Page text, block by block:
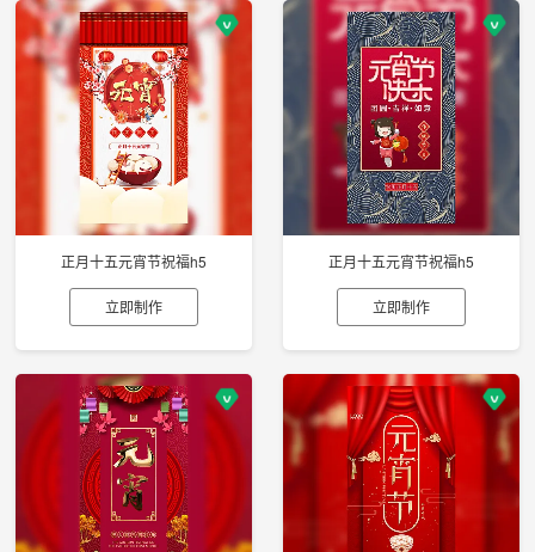
正月十五元宵节祝福h5
立即制作
正月十五元宵节祝福h5
立即制作